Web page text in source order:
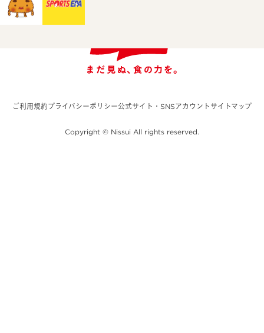
ご利用規約プライバシーポリシー公式サイト・SNSアカウント サイトマップ
Copyright © Nissui All rights reserved.